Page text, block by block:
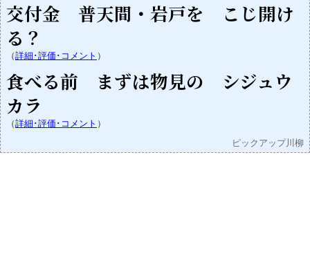
交付金 普天間・岩戸を こじ開け
る？
（詳細･評価･コメント ）
食べる前 まずは物見の シジュウ
カラ
（詳細･評価･コメント ）
ピックアップ川柳